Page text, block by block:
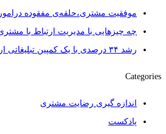
موفقیت مشتری،حلقه‌ی مفقوده
چه چیزهایی با مدیریت ارتباط با
رشد ۳۴ درصدی با یک کمپین تبلیغاتی ارزان قیمت
Categories
اندازه گیری رضایت مشتری
پادکست